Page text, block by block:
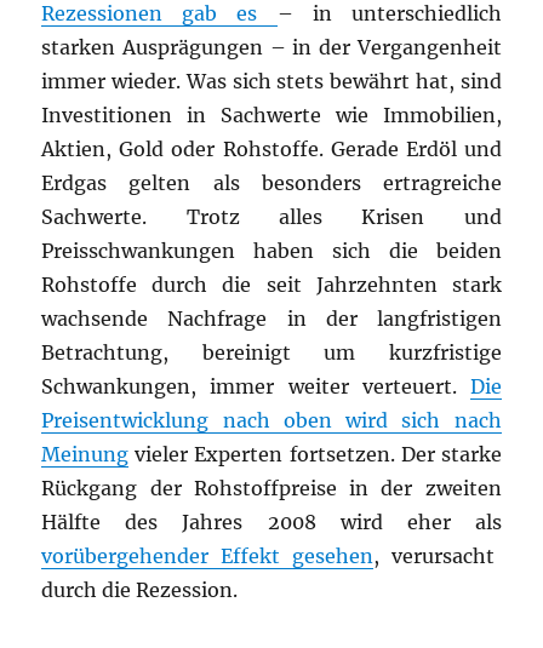
Rezessionen gab es – in unterschiedlich
starken Ausprägungen – in der Vergangenheit
immer wieder. Was sich stets bewährt hat, sind
Investitionen in Sachwerte wie Immobilien,
Aktien, Gold oder Rohstoffe. Gerade Erdöl und
Erdgas gelten als besonders ertragreiche
Sachwerte. Trotz alles Krisen und
Preisschwankungen haben sich die beiden
Rohstoffe durch die seit Jahrzehnten stark
wachsende Nachfrage in der langfristigen
Betrachtung, bereinigt um kurzfristige
Schwankungen, immer weiter verteuert. Die
Preisentwicklung nach oben wird sich nach
Meinung vieler Experten fortsetzen. Der starke
Rückgang der Rohstoffpreise in der zweiten
Hälfte des Jahres 2008 wird eher als
vorübergehender Effekt gesehen, verursacht
durch die Rezession.